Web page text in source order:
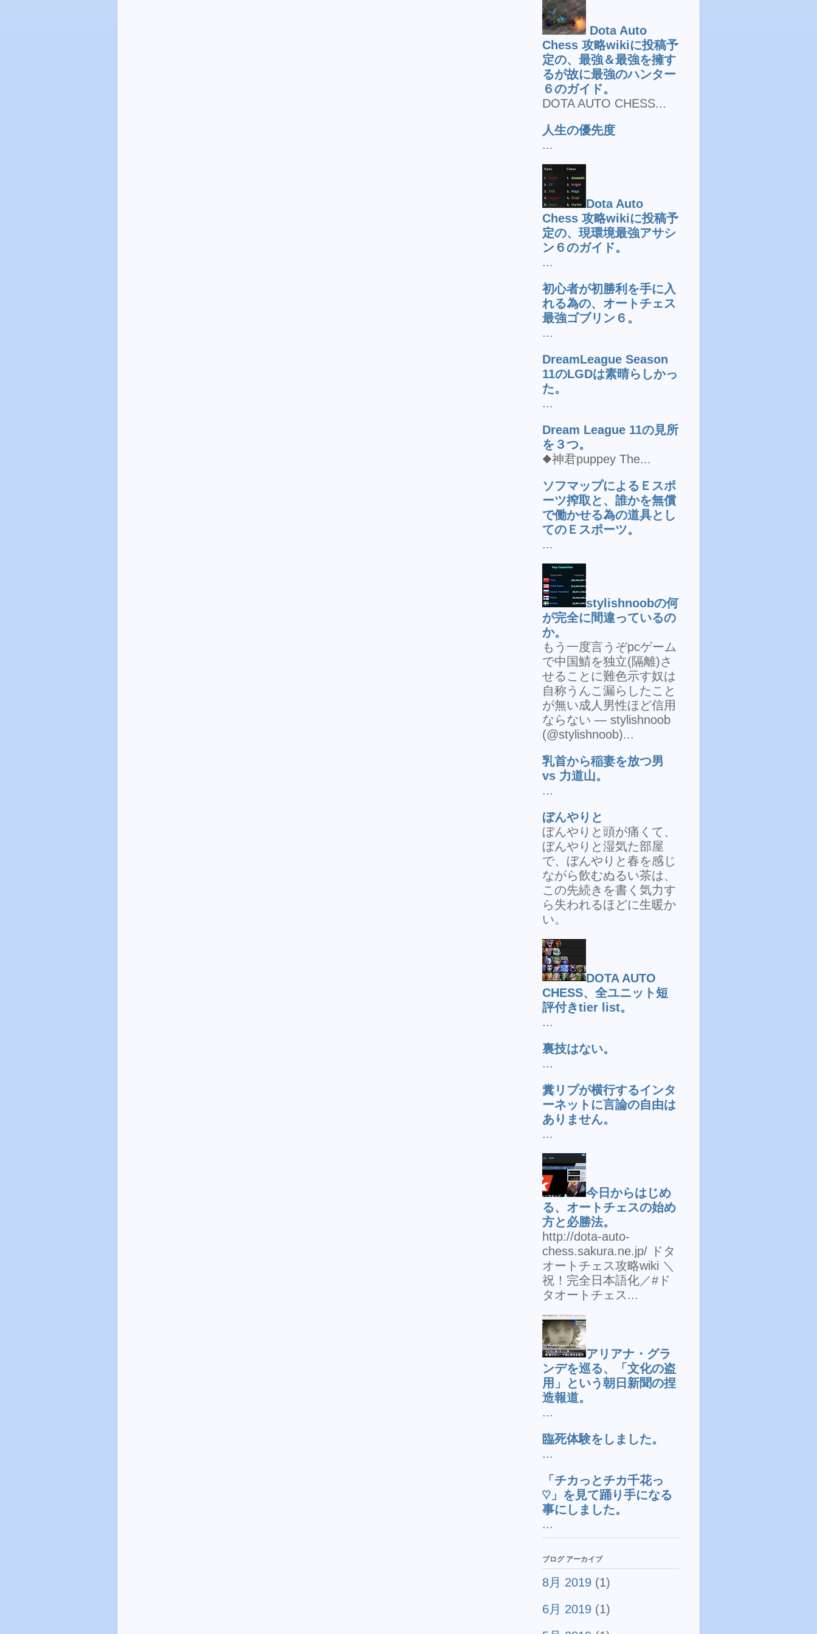
Dota Auto
Chess 攻略wikiに投稿予
定の、最強＆最強を擁す
るが故に最強のハンター
６のガイド。
DOTA AUTO CHESS...
人生の優先度
...
Dota Auto
Chess 攻略wikiに投稿予
定の、現環境最強アサシ
ン６のガイド。
...
初心者が初勝利を手に入
れる為の、オートチェス
最強ゴブリン６。
...
DreamLeague Season
11のLGDは素晴らしかっ
た。
...
Dream League 11の見所
を３つ。
◆神君puppey The...
ソフマップによるＥスポ
ーツ搾取と、誰かを無償
で働かせる為の道具とし
てのＥスポーツ。
...
stylishnoobの何
が完全に間違っているの
か。
もう一度言うぞpcゲーム
で中国鯖を独立(隔離)さ
せることに難色示す奴は
自称うんこ漏らしたこと
が無い成人男性ほど信用
ならない — stylishnoob
(@stylishnoob)...
乳首から稲妻を放つ男
vs 力道山。
...
ぼんやりと
ぼんやりと頭が痛くて、
ぼんやりと湿気た部屋
で、ぼんやりと春を感じ
ながら飲むぬるい茶は、
この先続きを書く気力す
ら失われるほどに生暖か
い。
DOTA AUTO
CHESS、全ユニット短
評付きtier list。
...
裏技はない。
...
糞リプが横行するインタ
ーネットに言論の自由は
ありません。
...
今日からはじめ
る、オートチェスの始め
方と必勝法。
http://dota-auto-
chess.sakura.ne.jp/ ドタ
オートチェス攻略wiki ＼
祝！完全日本語化／#ド
タオートチェス...
アリアナ・グラ
ンデを巡る、「文化の盗
用」という朝日新聞の捏
造報道。
...
臨死体験をしました。
...
「チカっとチカ千花っ
♡」を見て踊り手になる
事にしました。
...
ブログ アーカイブ
8月 2019 (1)
6月 2019 (1)